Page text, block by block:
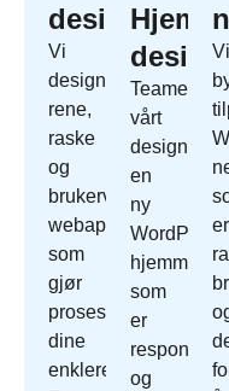
design
Vi
designer
rene,
raske
og
brukervennlige
webapper
som
gjør
prosessene
dine
enklere.
design
Teamet
vårt
designer
en
ny
WordPress
som
er
responsivt
og
Vi
er